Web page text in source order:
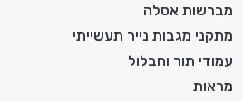
מברשות אסלה
מתקני מגבות נייר תעשייתי
עמודי תור וחבלול
מראות